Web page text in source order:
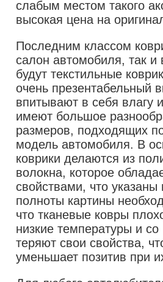
слабым местом такого
высокая цена на
Последним классом
салон автомобиля, так и
будут текстильные
очень презентабельный
впитывают в себя влагу
имеют большое
размеров, подходящих
модель автомобиля. В
коврики делаются из
волокна, которое
свойствами, что
полноты картины
что тканевые ковры
низкие температуры и
теряют свои свойства,
уменьшает позитив при